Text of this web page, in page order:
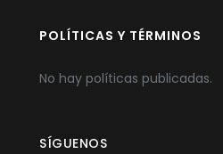
POLÍTICAS Y TÉRMINOS
No hay políticas publicadas.
SÍGUENOS